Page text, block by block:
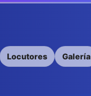
Locutores Galería